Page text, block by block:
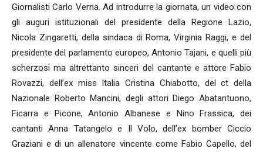
Giornalisti Carlo Verna. Ad introdurre la giornata, un video con
gli auguri istituzionali del presidente della Regione Lazio,
Nicola Zingaretti, della sindaca di Roma, Virginia Raggi, e del
presidente del parlamento europeo, Antonio Tajani, e quelli più
scherzosi ma altrettanto sinceri del cantante e attore Fabio
Rovazzi, dell’ex miss Italia Cristina Chiabotto, del ct della
Nazionale Roberto Mancini, degli attori Diego Abatantuono,
Ficarra e Picone, Antonio Albanese e Nino Frassica, dei
cantanti Anna Tatangelo e Il Volo, dell’ex bomber Ciccio
Graziani e di un allenatore vincente come Fabio Capello, del